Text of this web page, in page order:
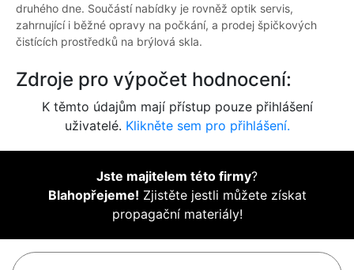
druhého dne. Součástí nabídky je rovněž optik servis,
zahrnující i běžné opravy na počkání, a prodej špičkových
čistících prostředků na brýlová skla.
Zdroje pro výpočet hodnocení:
K těmto údajům mají přístup pouze přihlášení
uživatelé. Klikněte sem pro přihlášení.
Jste majitelem této firmy?
Blahopřejeme! Zjistěte jestli můžete získat
propagační materiály!